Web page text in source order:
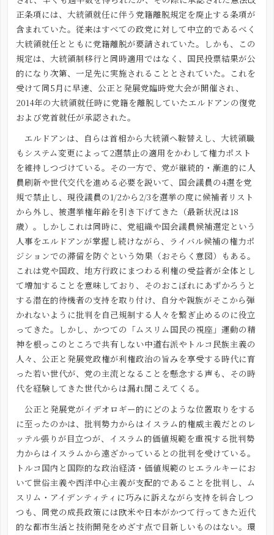
正条項には、大統領就任に伴う党籍離脱規定を廃止する条項が
含まれていた。従来はすべての政党に対して中立的であるべく
大統領就任とともに党籍離脱が要請されていた。しかも、この
規定は、大統領制移行と同時適用ではなく、国民投票結果が公
的になり次第、一足先に実施されることとされていた。これを
受けて同5月に早速、公正と発展党臨時党大会が開催され、
2014年の大統領就任時に党籍を離脱していたエルドアンの復党
および党首就任が承認された。
エルドアンは、自らは首相から大統領へ鞍替えし、大統領職
もシステム変更によって2選禁止の適用をかわして権力ポスト
を維持しつづけている。その一方で、党が継続的・漸進的に人
員刷新や世代交代を進める必要を説いて、国会議員の4選を党
規で禁止し、現役議員の1/2から2/3を選挙の度に候補者リスト
から外し、被選挙権年齢を引き下げてきた（最新状況は18
歳）。しかしこれは同時に、党組織や国会議員候補選定という
人事をエルドアンが掌握し続けながら、ライバル候補の権力ポ
ジションでの滞留を防ぐという効果（おそらく意図）もある。
これは党や国政、地方行政にまつわる利権の受益者が全体とし
て増加することを意味しており、そのおこぼれにあずかろうと
する潜在的待機者の支持を取り付け、自分や親族がそこから弾
かれないように批判を自己規制する人々を繋ぎ止めるのに役立
ってきた。しかし、かつての「ムスリム国民の視座」運動の精
神を根っこのところで共有しない中道右派やトルコ民族主義の
人々、公正と発展党政権が利権政治の旨みを享受する時代に育
った若い世代が、党の主流となることを懸念する声も、その時
代を経験してきた世代からは漏れ聞こえてくる。
公正と発展党がイデオロギー的にどのような位置取りをする
に至ったのかは、批判勢力からはイスラム的権威主義だとのレ
ッテル張りが目立つが、イスラム的価値規範を重視する批判勢
力からはイスラムから遠ざかっているとの批判を受けている。
トルコ国内と国際的な政治経済・価値規範のヒエラルキーにお
いて世俗主義や西洋中心主義が支配的であることを批判し、ム
スリム・アイデンティティに巧みに訴えながら支持を糾合しつ
つも、同党の成長政策には欧米や日本がかつて行ってきた近代
的な都市生活と技術開発をめざす点で目新しいものはない。環